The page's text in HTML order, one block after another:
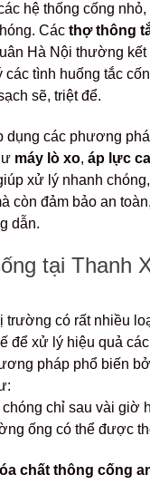
hệ thống cống
Các thợ thông
Hà Nội thường
các tình huống tắc
sẽ, triệt để.
dụng các phương
máy lò xo, áp lực
xử lý nhanh
còn đảm bảo an
dẫn.
tại Thanh
trường có rất nhiều
để xử lý hiệu quả
pháp phổ biến
chỉ sau vài giờ
ống có thể được
chất thông cống